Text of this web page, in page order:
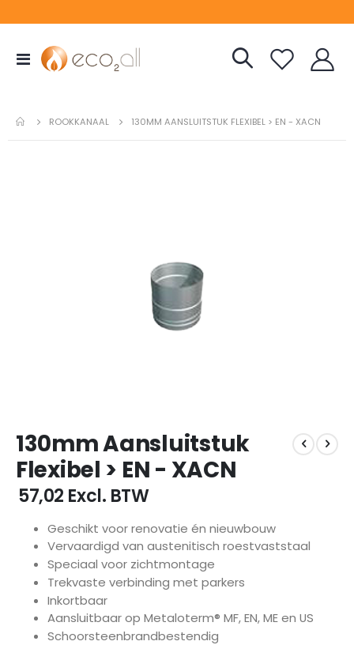
Toggle
Nav
ROOKKANAAL 130MM AANSLUITSTUK FLEXIBEL > EN - XACN
naar
het
begin
van
de
afbeeldingen-
gallerij
130mm Aansluitstuk
Flexibel > EN - XACN
€ 57,02 Excl. BTW
Geschikt voor renovatie én nieuwbouw
Vervaardigd van austenitisch roestvaststaal
Speciaal voor zichtmontage
Trekvaste verbinding met parkers
Inkortbaar
Aansluitbaar op Metaloterm® MF, EN, ME en US
Schoorsteenbrandbestendig